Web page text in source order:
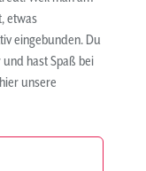
etwas
eingebunden. Du
hast Spaß bei
unsere